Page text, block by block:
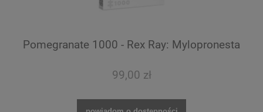
Pomegranate 1000 - Rex Ray: Mylopronesta
99,00 zł